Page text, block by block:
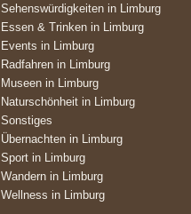
Sehenswürdigkeiten in Limburg
Essen & Trinken in Limburg
Events in Limburg
Radfahren in Limburg
Museen in Limburg
Naturschönheit in Limburg
Sonstiges
Übernachten in Limburg
Sport in Limburg
Wandern in Limburg
Wellness in Limburg